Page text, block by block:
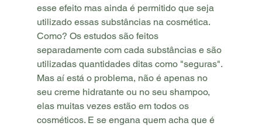
esse efeito mas ainda é permitido que seja
utilizado essas substâncias na cosmética.
Como? Os estudos são feitos
separadamente com cada substâncias e são
utilizadas quantidades ditas como "seguras".
Mas aí está o problema, não é apenas no
seu creme hidratante ou no seu shampoo,
elas muitas vezes estão em todos os
cosméticos. E se engana quem acha que é